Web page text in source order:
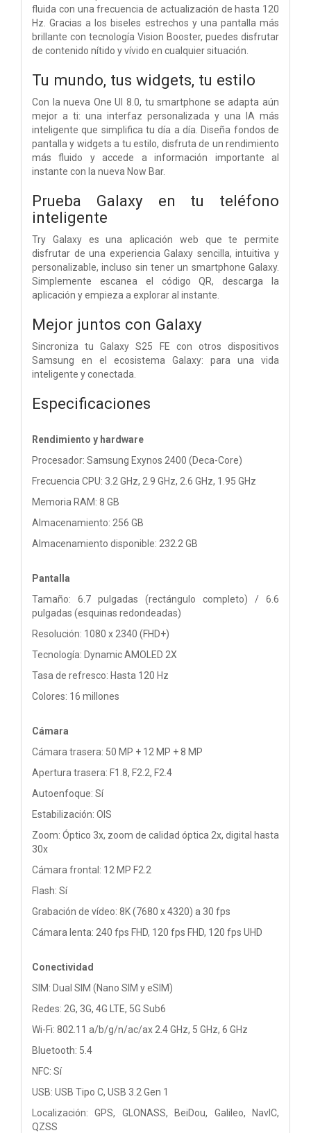
fluida con una frecuencia de actualización de hasta 120
Hz. Gracias a los biseles estrechos y una pantalla más
brillante con tecnología Vision Booster, puedes disfrutar
de contenido nítido y vívido en cualquier situación.
Tu mundo, tus widgets, tu estilo
Con la nueva One UI 8.0, tu smartphone se adapta aún
mejor a ti: una interfaz personalizada y una IA más
inteligente que simplifica tu día a día. Diseña fondos de
pantalla y widgets a tu estilo, disfruta de un rendimiento
más fluido y accede a información importante al
instante con la nueva Now Bar.
Prueba Galaxy en tu teléfono
inteligente
Try Galaxy es una aplicación web que te permite
disfrutar de una experiencia Galaxy sencilla, intuitiva y
personalizable, incluso sin tener un smartphone Galaxy.
Simplemente escanea el código QR, descarga la
aplicación y empieza a explorar al instante.
Mejor juntos con Galaxy
Sincroniza tu Galaxy S25 FE con otros dispositivos
Samsung en el ecosistema Galaxy: para una vida
inteligente y conectada.
Especificaciones
Rendimiento y hardware
Procesador: Samsung Exynos 2400 (Deca-Core)
Frecuencia CPU: 3.2 GHz, 2.9 GHz, 2.6 GHz, 1.95 GHz
Memoria RAM: 8 GB
Almacenamiento: 256 GB
Almacenamiento disponible: 232.2 GB
Pantalla
Tamaño: 6.7 pulgadas (rectángulo completo) / 6.6
pulgadas (esquinas redondeadas)
Resolución: 1080 x 2340 (FHD+)
Tecnología: Dynamic AMOLED 2X
Tasa de refresco: Hasta 120 Hz
Colores: 16 millones
Cámara
Cámara trasera: 50 MP + 12 MP + 8 MP
Apertura trasera: F1.8, F2.2, F2.4
Autoenfoque: Sí
Estabilización: OIS
Zoom: Óptico 3x, zoom de calidad óptica 2x, digital hasta
30x
Cámara frontal: 12 MP F2.2
Flash: Sí
Grabación de vídeo: 8K (7680 x 4320) a 30 fps
Cámara lenta: 240 fps FHD, 120 fps FHD, 120 fps UHD
Conectividad
SIM: Dual SIM (Nano SIM y eSIM)
Redes: 2G, 3G, 4G LTE, 5G Sub6
Wi-Fi: 802.11 a/b/g/n/ac/ax 2.4 GHz, 5 GHz, 6 GHz
Bluetooth: 5.4
NFC: Sí
USB: USB Tipo C, USB 3.2 Gen 1
Localización: GPS, GLONASS, BeiDou, Galileo, NavIC,
QZSS